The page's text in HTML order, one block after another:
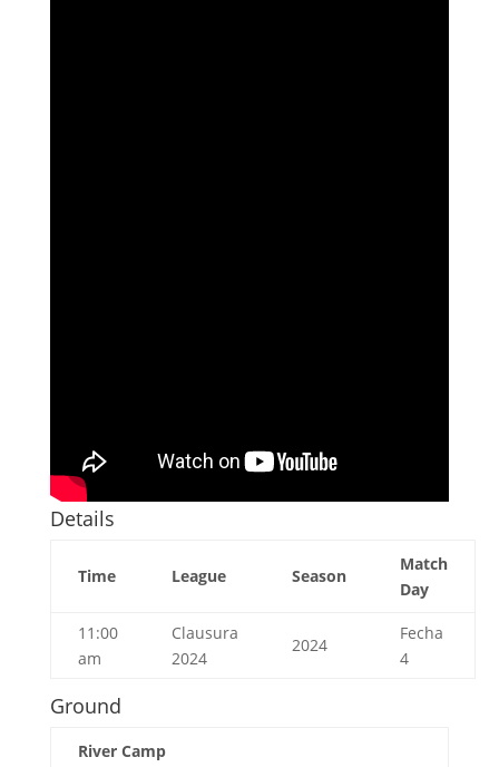
Details
Time League Season
Match
Day
11:00
am
Clausura
2024
2024
Fecha
4
Ground
River Camp